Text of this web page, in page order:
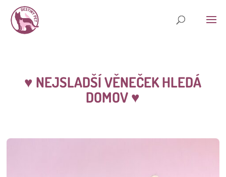
♥ NEJSLADŠÍ VĚNEČEK HLEDÁ
DOMOV♥